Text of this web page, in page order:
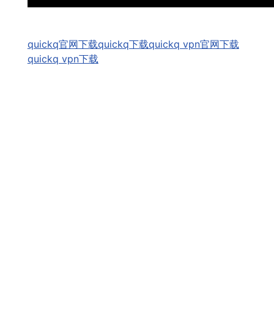
quickq官网下载quickq下载quickq vpn官网下载
quickq vpn下载